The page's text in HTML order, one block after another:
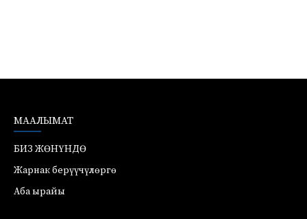
МААЛЫМАТ
БИЗ ЖӨНҮНДӨ
Жарнак берүүчүлөргө
Аба ырайы